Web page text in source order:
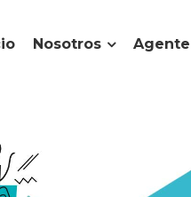
Nosotros